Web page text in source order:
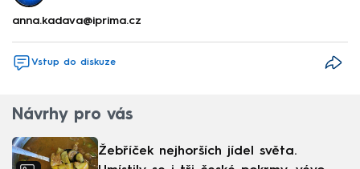
anna.kadava@iprima.cz
Vstup do diskuze
Návrhy pro vás
Žebříček nejhorších jídel světa.